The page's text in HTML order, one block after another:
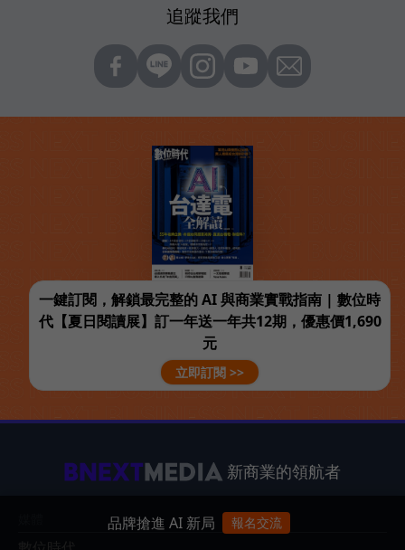
追蹤我們
一鍵訂閱，解鎖最完整的 AI 與商業實戰指南 | 數位時
代【夏日閱讀展】訂一年送一年共12期，優惠價1,690
元
立即訂閱 >>
新商業的領航者
品牌搶進 AI 新局 報名交流